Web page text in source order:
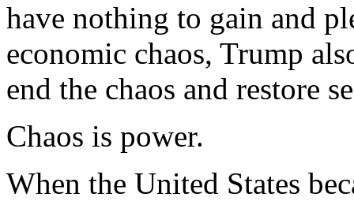
have nothing to gain and
economic chaos, Trump
end the chaos and restore
Chaos is power.
When the United States